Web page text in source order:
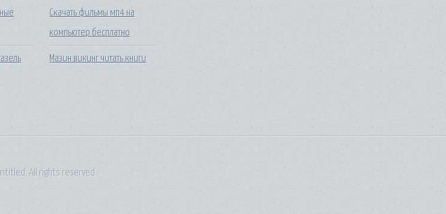
Скачать фильмы мп4 на
компьютер бесплатно
Мазин викинг читать книги
All rights reserved.